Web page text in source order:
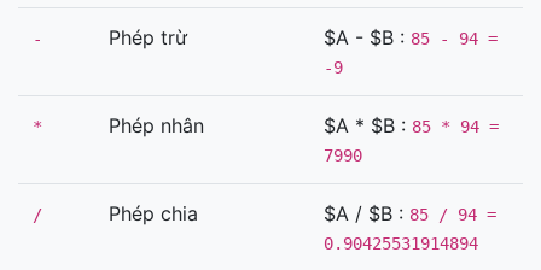
- Phép trừ $A - $B : 85 - 94 =
-9
* Phép nhân $A * $B : 85 * 94 =
7990
/ Phép chia $A / $B : 85 / 94 =
0.90425531914894